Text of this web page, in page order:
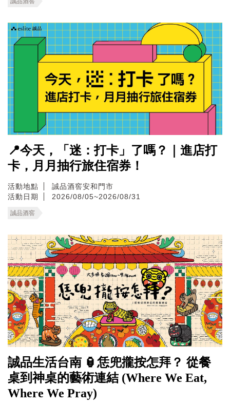
📍今天，「迷：打卡」了嗎？｜進店打
卡，月月抽行旅住宿券！
活動地點
誠品酒窖安和門市
活動日期
2026/08/05~2026/08/31
誠品酒窖
誠品生活台南 🏮恁兜攏按怎拜？ 從餐
桌到神桌的藝術連結 (Where We Eat,
Where We Pray)